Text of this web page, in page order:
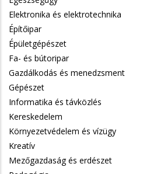
Elektronika és elektrotechnika
Építőipar
Épületgépészet
Fa- és bútoripar
Gazdálkodás és menedzsment
Gépészet
Informatika és távközlés
Kereskedelem
Környezetvédelem és vízügy
Kreatív
Mezőgazdaság és erdészet